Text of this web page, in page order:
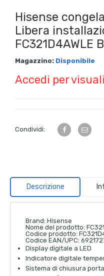
Hisense
Libera
FC321D4AWLE
Magazzino: Disponibile
Accedi per
Condividi:
Descrizione
Brand: Hisense
Nome del prodotto:
Codice prodotto:
Codice EAN/UPC:
Display digitale a LED
Indicatore digitale
Sistema di chiusura